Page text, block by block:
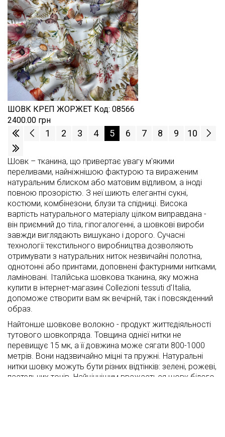
ШОВК КРЕП ЖОРЖЕТ Код: 08566
2400.00 грн
1 2 3 4 5 6 7 8 9 10
Шовк – тканина, що привертає увагу м'якими
переливами, найніжнішою фактурою та вираженим
натуральним блиском або матовим відливом, а іноді
повною прозорістю. З неї шиють елегантні сукні,
костюми, комбінезони, блузи та спідниці. Висока
вартість натурального матеріалу цілком виправдана -
він приємний до тіла, гіпогалогенні, а шовкові вироби
завжди виглядають вишукано і дорого. Сучасні
технології текстильного виробництва дозволяють
отримувати з натуральних ниток незвичайні полотна,
однотонні або принтами, доповнені фактурними нитками,
ламіновані. Італійська шовкова тканина, яку можна
купити в інтернет-магазині Collezioni tessuti d'Italia,
допоможе створити вам як вечірній, так і повсякденний
образ.
Найтонше шовкове волокно - продукт життєдіяльності
тутового шовкопряда. Товщина однієї нитки не
перевищує 15 мк, а її довжина може сягати 800-1000
метрів. Вони надзвичайно міцні та пружні. Натуральні
нитки шовку можуть бути різних відтінків: зелені, рожеві,
пастельних тонів. Найціннішим вважається шовк білого